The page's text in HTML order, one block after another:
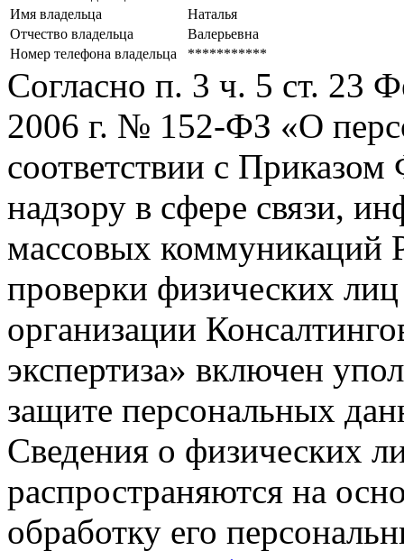
Имя владельца
Наталья
Отчество владельца
Валерьевна
Номер телефона владельца
***********
Согласно п. 3 ч. 5 ст. 23
2006 г. № 152-ФЗ «О
соответствии с
надзору в сфере связи,
массовых коммуникаций
проверки физических
организации
экспертиза» включен
защите персональных
Сведения о физических
распространяются на
обработку его